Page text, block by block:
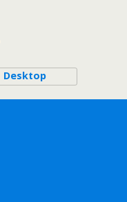
Desktop